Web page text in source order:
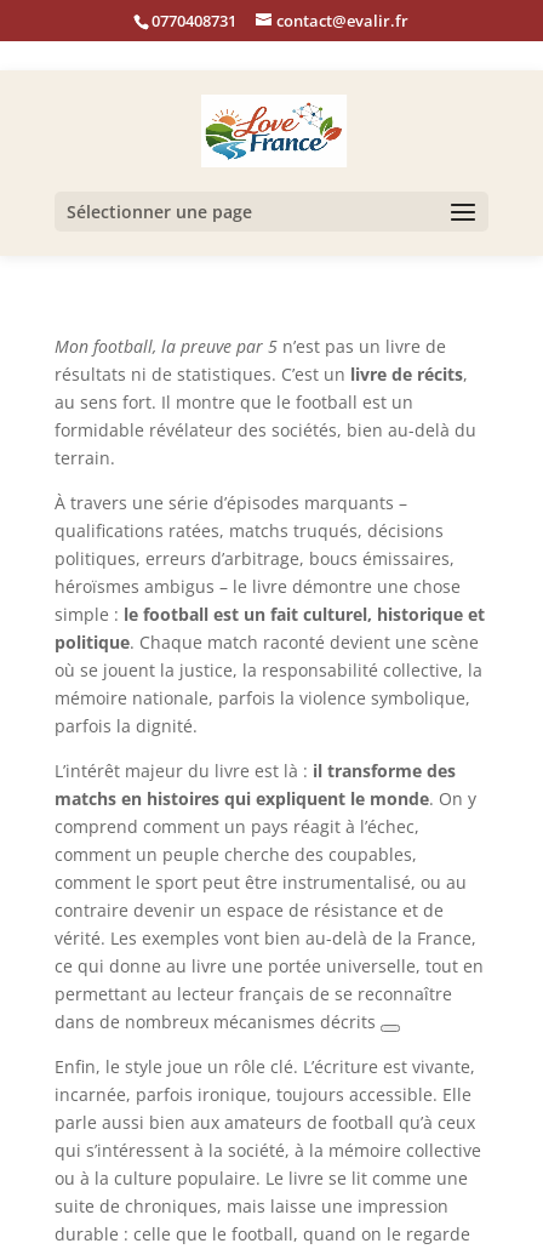
0770408731 contact@evalir.fr
Sélectionner une page
Mon football, la preuve par 5n’est pas un livre de
résultats ni de statistiques. C’est un livre de récits,
au sens fort. Il montre que le football est un
formidable révélateur des sociétés, bien au-delà du
terrain.
À travers une série d’épisodes marquants –
qualifications ratées, matchs truqués, décisions
politiques, erreurs d’arbitrage, boucs émissaires,
héroïsmes ambigus – le livre démontre une chose
simple : le football est un fait culturel, historique et
politique. Chaque match raconté devient une scène
où se jouent la justice, la responsabilité collective, la
mémoire nationale, parfois la violence symbolique,
parfois la dignité.
L’intérêt majeur du livre est là : il transforme des
matchs en histoires qui expliquent le monde. On y
comprend comment un pays réagit à l’échec,
comment un peuple cherche des coupables,
comment le sport peut être instrumentalisé, ou au
contraire devenir un espace de résistance et de
vérité. Les exemples vont bien au-delà de la France,
ce qui donne au livre une portée universelle, tout en
permettant au lecteur français de se reconnaître
dans de nombreux mécanismes décrits
Enfin, le style joue un rôle clé. L’écriture est vivante,
incarnée, parfois ironique, toujours accessible. Elle
parle aussi bien aux amateurs de football qu’à ceux
qui s’intéressent à la société, à la mémoire collective
ou à la culture populaire. Le livre se lit comme une
suite de chroniques, mais laisse une impression
durable : celle que le football, quand on le regarde